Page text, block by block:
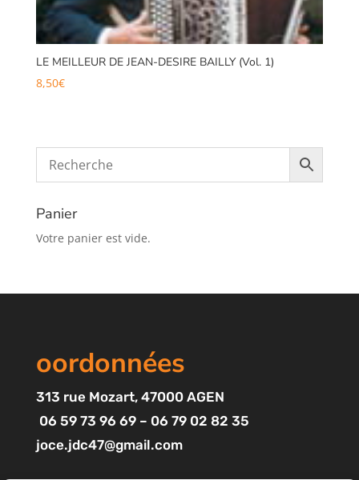
LE MEILLEUR DE JEAN-DESIRE BAILLY (Vol. 1)
8,50€
Panier
Votre panier est vide.
oordonnées
313 rue Mozart, 47000 AGEN
06 59 73 96 69 – 06 79 02 82 35
joce.jdc47@gmail.com